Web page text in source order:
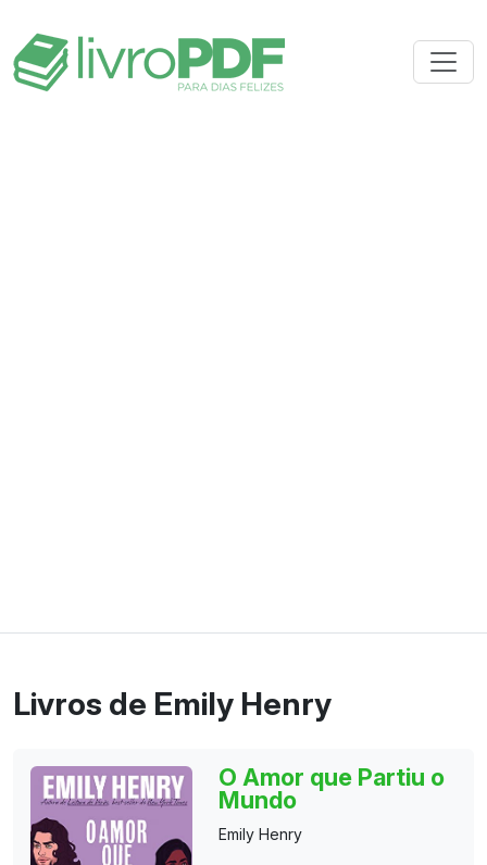
Livros de Emily Henry
O Amor que Partiu o
Mundo
Emily Henry